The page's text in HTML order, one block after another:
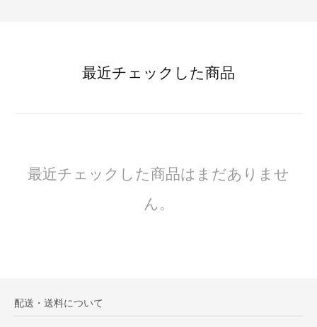
最近チェックした商品
最近チェックした商品はまだありませ
ん。
配送・送料について